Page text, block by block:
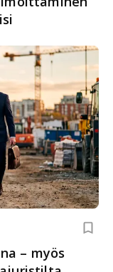
– myös